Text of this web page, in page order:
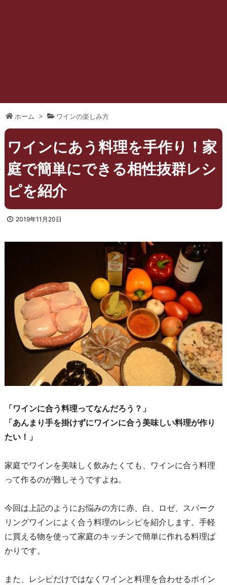
ホーム > ワインの楽しみ方
ワインにあう料理を手作り！家
庭で簡単にできる相性抜群レシ
ピを紹介
2019年11月20日
「ワインに合う料理ってなんだろう？」
「あんまり手を掛けずにワインに合う美味しい料理が作り
たい！」
家庭でワインを美味しく飲みたくても、ワインに合う料理
って作るのが難しそうですよね。
今回は上記のようにお悩みの方に赤、白、ロゼ、スパーク
リングワインによく合う料理のレシピを紹介します。手軽
に買える物を使って家庭のキッチンで簡単に作れる料理ば
かりです。
また、レシピだけではなくワインと料理を合わせるポイン